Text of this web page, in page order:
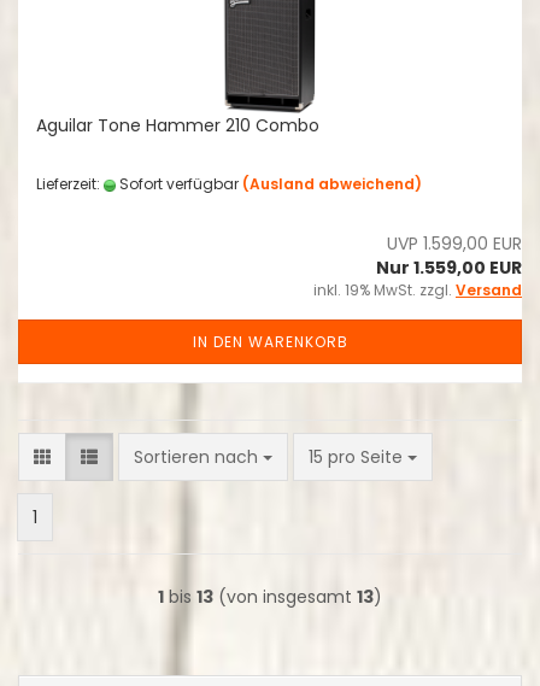
Aguilar Tone Hammer 210 Combo
Lieferzeit: Sofort verfügbar (Ausland abweichend)
UVP 1.599,00 EUR
Nur 1.559,00 EUR
inkl. 19% MwSt. zzgl. Versand
IN DEN WARENKORB
Sortieren nach
Sortieren nach 15 pro Seite
pro Seite
1
1 bis 13 (von insgesamt 13)